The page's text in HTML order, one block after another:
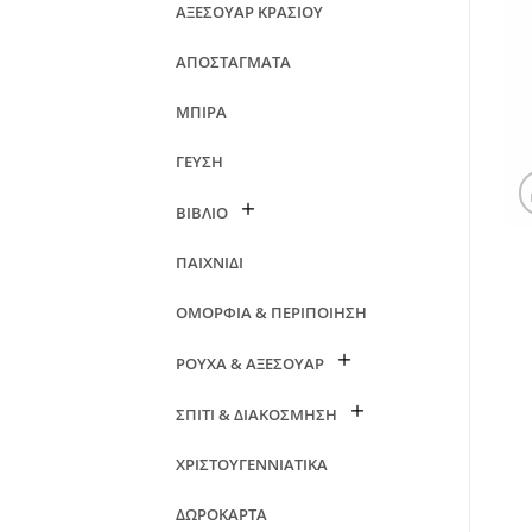
ΑΞΕΣΟΥΑΡ ΚΡΑΣΙΟΥ
ΑΠΟΣΤΑΓΜΑΤΑ
ΜΠΙΡΑ
ΓΕΥΣΗ
ΒΙΒΛΙΟ
ΠΑΙΧΝΙΔΙ
ΟΜΟΡΦΙΑ & ΠΕΡΙΠΟΙΗΣΗ
ΡΟΥΧΑ & ΑΞΕΣΟΥΑΡ
ΣΠΙΤΙ & ΔΙΑΚΟΣΜΗΣΗ
ΧΡΙΣΤΟΥΓΕΝΝΙΑΤΙΚΑ
ΔΩΡΟΚΑΡΤΑ